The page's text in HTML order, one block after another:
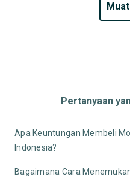
Pertanyaan
Apa Keuntungan Membeli
Indonesia?
Bagaimana Cara